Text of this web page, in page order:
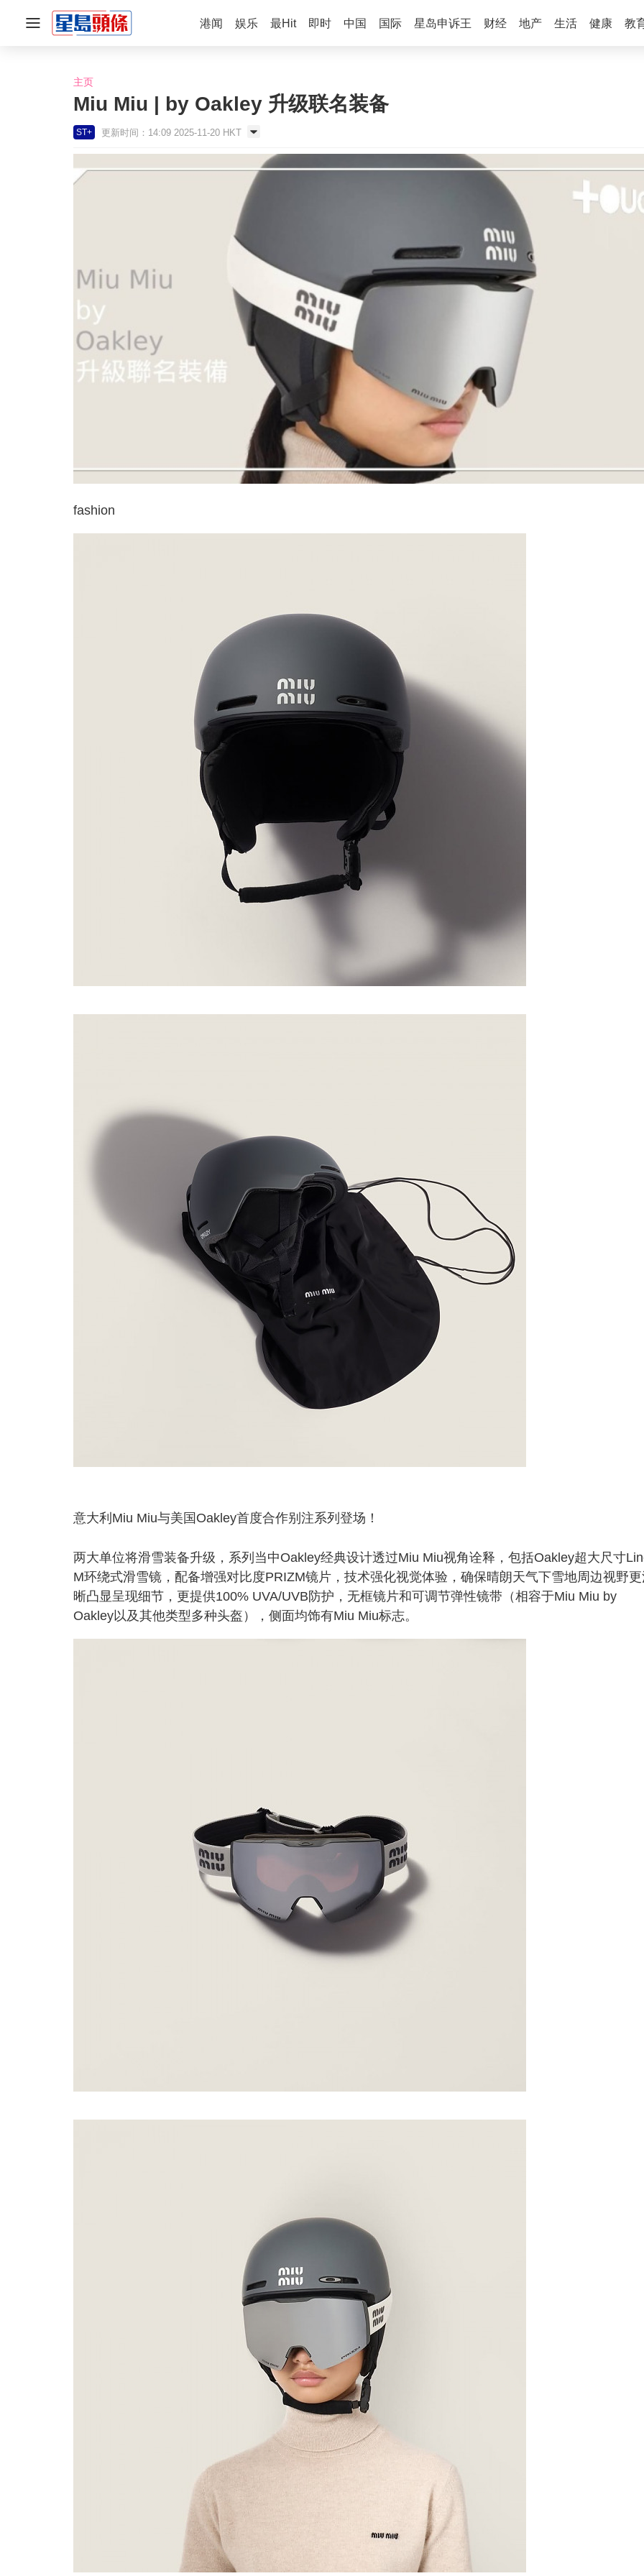
港闻 娱乐 最Hit 即时 中国 国际 星岛申诉王 财经 地产 生活 健康 教
主页
Miu Miu | by Oakley 升级联名装备
ST+ 更新时间：14:09 2025-11-20 HKT
fashion
意大利Miu Miu与美国Oakley首度合作别注系列登场！
两大单位将滑雪装备升级，系列当中Oakley经典设计透过Miu Miu视角诠释，包括Oakley超大尺寸
M环绕式滑雪镜，配备增强对比度PRIZM镜片，技术强化视觉体验，确保晴朗天气下雪地周边视野
晰凸显呈现细节，更提供100% UVA/UVB防护，无框镜片和可调节弹性镜带（相容于Miu Miu by
Oakley以及其他类型多种头盔），侧面均饰有Miu Miu标志。